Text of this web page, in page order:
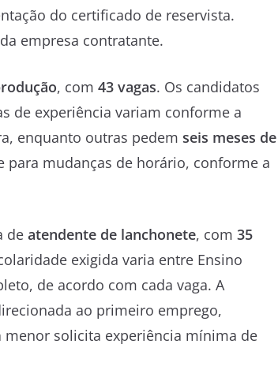
do certificado de reservista.
empresa contratante.
, com 43 vagas. Os candidatos
de experiência variam conforme a
enquanto outras pedem seis meses de
para mudanças de horário, conforme a
de atendente de lanchonete, com 35
exigida varia entre Ensino
de acordo com cada vaga. A
ao primeiro emprego,
menor solicita experiência mínima de